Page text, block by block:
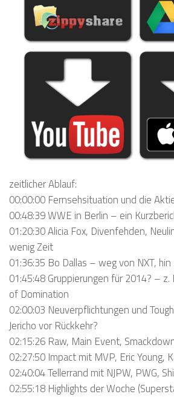
zeitlicher Ablauf:
00:00:00 Fernsehsituation und die
00:48:39 WWE in Berlin – ein
01:20:30 Alicia Fox, Divenfehden,
wenig Zeit
01:36:35 Bo Dallas – weg von NXT,
01:45:48 Gruppierungen für 2014? –
of Domination
02:00:03 Neuverpflichtungen und
Jericho vor Rückkehr?
02:15:26 Raw, Main Event,
02:27:50 Impact mit MVP, Eric Young,
02:40:04 Tellerrand mit NJPW, PWG,
02:55:18 Highlights der Woche